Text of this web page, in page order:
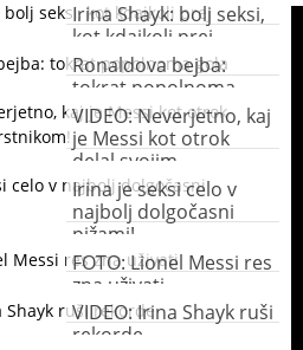
Irina Shayk: bolj seksi,
kot kdajkoli prej
Ronaldova bejba:
tokrat popolnoma
gola
VIDEO: Neverjetno, kaj
je Messi kot otrok
delal svojim
vrstnikom!
Irina je seksi celo v
najbolj dolgočasni
pižami!
FOTO: Lionel Messi res
zna uživati
VIDEO: Irina Shayk ruši
rekorde